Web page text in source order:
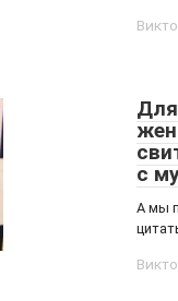
с
А мы